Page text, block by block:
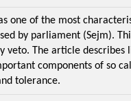
one of the most
by parliament (Sejm).
veto. The article
components of so
tolerance.